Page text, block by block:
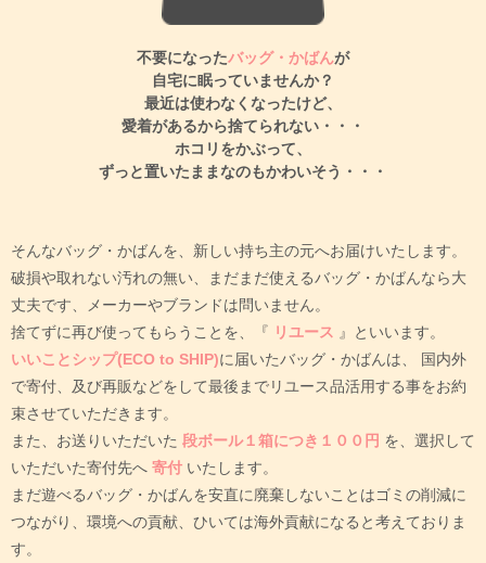
不要になったバッグ・かばんが
自宅に眠っていませんか？
最近は使わなくなったけど、
愛着があるから捨てられない・・・
ホコリをかぶって、
ずっと置いたままなのもかわいそう・・・
そんなバッグ・かばんを、新しい持ち主の元へお届けいたします。
破損や取れない汚れの無い、まだまだ使えるバッグ・かばんなら大
丈夫です、メーカーやブランドは問いません。
捨てずに再び使ってもらうことを、『 リユース 』といいます。
いいことシップ(ECO to SHIP)に届いたバッグ・かばんは、
国内外
で寄付、及び再販などをして最後までリユース品活用する事をお約
束させていただきます。
また、お送りいただいた 段ボール１箱につき１００円 を、選択して
いただいた寄付先へ 寄付 いたします。
まだ遊べるバッグ・かばんを安直に廃棄しないことはゴミの削減に
つながり、環境への貢献、ひいては海外貢献になると考えておりま
す。